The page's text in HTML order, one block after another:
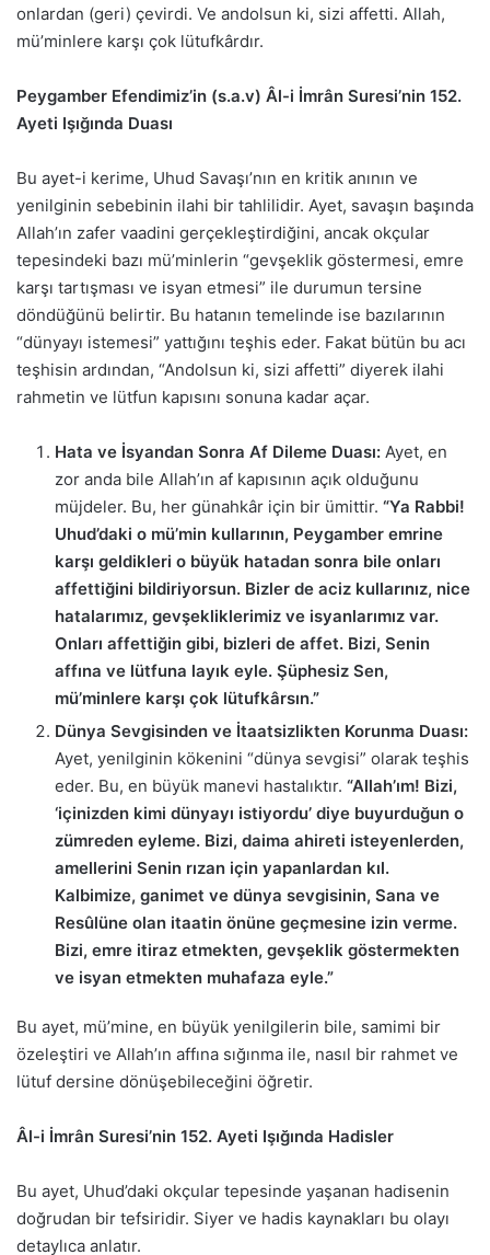
onlardan (geri) çevirdi. Ve andolsun ki, sizi affetti. Allah,
mü’minlere karşı çok lütufkârdır.
Peygamber Efendimiz’in (s.a.v) Âl-i İmrân Suresi’nin 152.
Ayeti Işığında Duası
Bu ayet-i kerime, Uhud Savaşı’nın en kritik anının ve
yenilginin sebebinin ilahi bir tahlilidir. Ayet, savaşın başında
Allah’ın zafer vaadini gerçekleştirdiğini, ancak okçular
tepesindeki bazı mü’minlerin “gevşeklik göstermesi, emre
karşı tartışması ve isyan etmesi” ile durumun tersine
döndüğünü belirtir. Bu hatanın temelinde ise bazılarının
“dünyayı istemesi” yattığını teşhis eder. Fakat bütün bu acı
teşhisin ardından, “Andolsun ki, sizi affetti” diyerek ilahi
rahmetin ve lütfun kapısını sonuna kadar açar.
Hata ve İsyandan Sonra Af Dileme Duası: Ayet, en
zor anda bile Allah’ın af kapısının açık olduğunu
müjdeler. Bu, her günahkâr için bir ümittir. “Ya Rabbi!
Uhud’daki o mü’min kullarının, Peygamber emrine
karşı geldikleri o büyük hatadan sonra bile onları
affettiğini bildiriyorsun. Bizler de aciz kullarınız, nice
hatalarımız, gevşekliklerimiz ve isyanlarımız var.
Onları affettiğin gibi, bizleri de affet. Bizi, Senin
affına ve lütfuna layık eyle. Şüphesiz Sen,
mü’minlere karşı çok lütufkârsın.”
Dünya Sevgisinden ve İtaatsizlikten Korunma Duası:
Ayet, yenilginin kökenini “dünya sevgisi” olarak teşhis
eder. Bu, en büyük manevi hastalıktır. “Allah’ım! Bizi,
‘içinizden kimi dünyayı istiyordu’ diye buyurduğun o
zümreden eyleme. Bizi, daima ahireti isteyenlerden,
amellerini Senin rızan için yapanlardan kıl.
Kalbimize, ganimet ve dünya sevgisinin, Sana ve
Resûlüne olan itaatin önüne geçmesine izin verme.
Bizi, emre itiraz etmekten, gevşeklik göstermekten
ve isyan etmekten muhafaza eyle.”
Bu ayet, mü’mine, en büyük yenilgilerin bile, samimi bir
özeleştiri ve Allah’ın affına sığınma ile, nasıl bir rahmet ve
lütuf dersine dönüşebileceğini öğretir.
Âl-i İmrân Suresi’nin 152. Ayeti Işığında Hadisler
Bu ayet, Uhud’daki okçular tepesinde yaşanan hadisenin
doğrudan bir tefsiridir. Siyer ve hadis kaynakları bu olayı
detaylıca anlatır.